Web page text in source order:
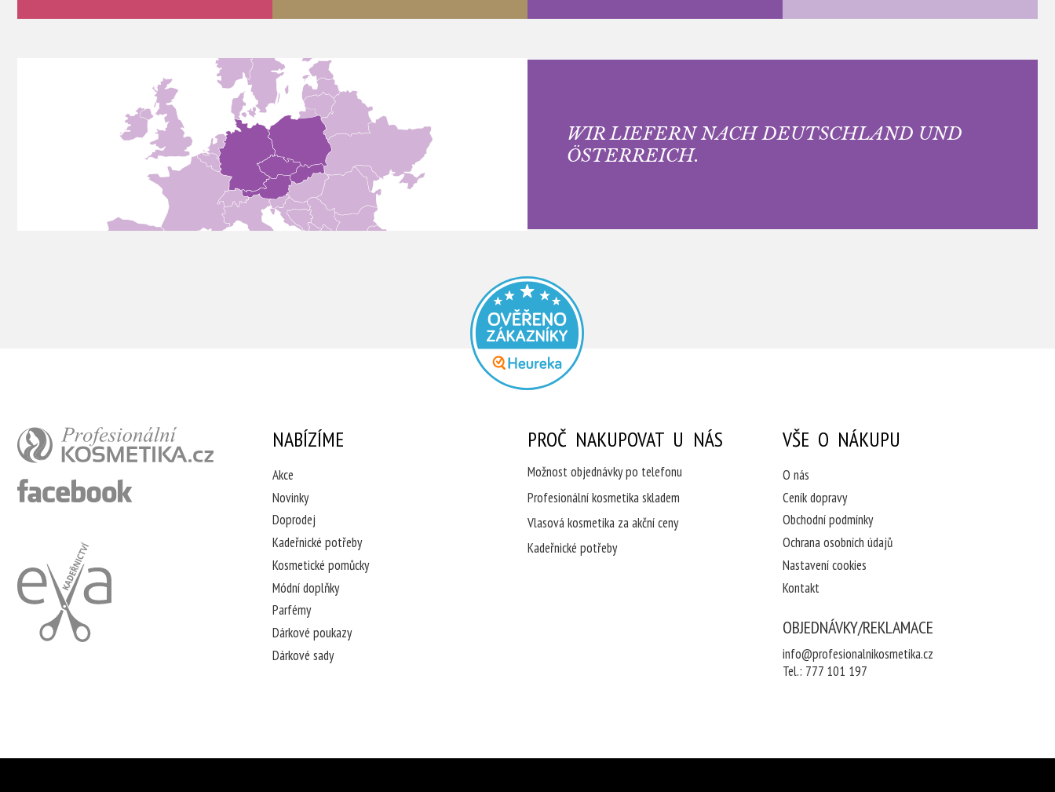
WIR LIEFERN NACH DEUTSCHLAND UND
ÖSTERREICH.
NABÍZÍME
Akce
Novinky
Doprodej
Kadeřnické potřeby
Kosmetické pomůcky
Módní doplňky
Parfémy
Dárkové poukazy
Dárkové sady
PROČ NAKUPOVAT U NÁS
Možnost objednávky po telefonu
Profesionální kosmetika skladem
Vlasová kosmetika za akční ceny
Kadeřnické potřeby
VŠE O NÁKUPU
O nás
Ceník dopravy
Obchodní podmínky
Ochrana osobních údajů
Nastavení cookies
Kontakt
OBJEDNÁVKY/REKLAMACE
info@profesionalnikosmetika.cz
Tel.: 777 101 197